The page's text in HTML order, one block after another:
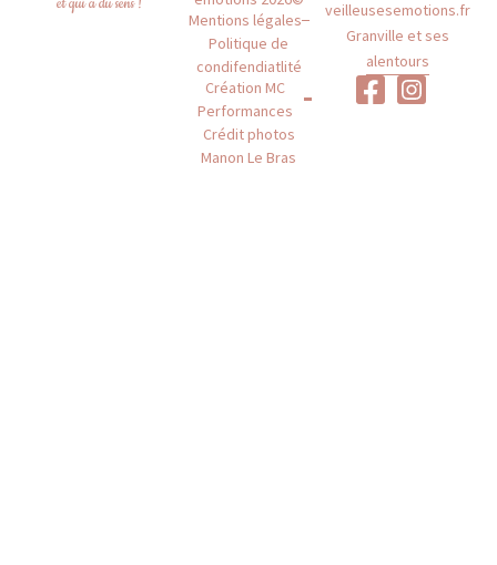
Mentions légales
Politique de
condifendiatlité
Création MC
Performances
Crédit photos
Manon Le Bras
veilleusesemotions.fr
Granville et ses
alentours